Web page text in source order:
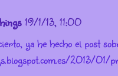
19/1/13, 11:00
ya he hecho el post
2013/